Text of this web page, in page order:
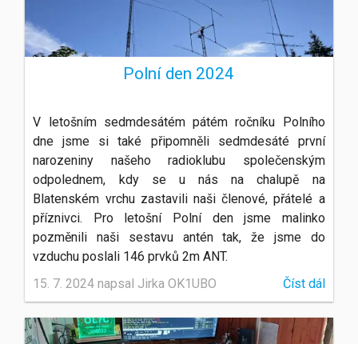
Polní den 2024
V letošním sedmdesátém pátém ročníku Polního
dne jsme si také připomněli sedmdesáté první
narozeniny našeho radioklubu společenským
odpolednem, kdy se u nás na chalupě na
Blatenském vrchu zastavili naši členové, přátelé a
příznivci. Pro letošní Polní den jsme malinko
pozměnili naši sestavu antén tak, že jsme do
vzduchu poslali 146 prvků 2m ANT.
15. 7. 2024 napsal Jirka OK1UBO
Číst dál